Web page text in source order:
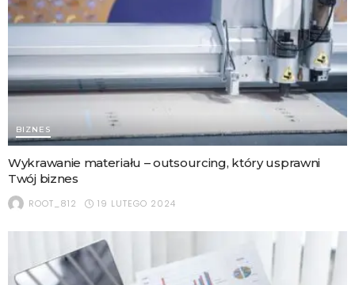
BIZNES
Wykrawanie materiału – outsourcing, który usprawni
Twój biznes
ROOT_812 19 LUTEGO 2024